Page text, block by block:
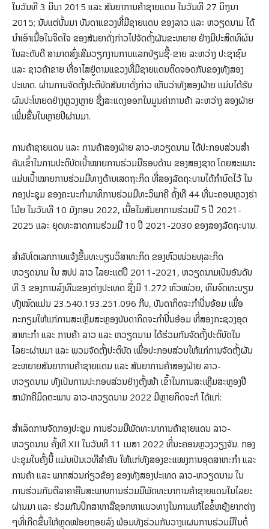
ໃນວັນທີ 3 ມີນາ 2015 ແລະ ສັນຍາການຄ້າຊາຍແດນ ໃນວັນທີ 27 ມິຖຸນາ
2015; ນັບແຕ່ນັ້ນມາ ບັນດາແຂວງທີ່ມີຊາຍແດນ ຂອງລາວ ແລະ ຫວຽດນາມ ໄດ້
ນໍາເອົາເນື້ອໃນຈິດໃຈ ຂອງສັນຍາດັ່ງກ່າວໄປຈັດຕັ້ງຜັນຂະຫຍາຍ ຢ່າງມີປະສິດທິຜົນ
ໃນລະດັບດີ ສາມາດສົ່ງເສີມວຽກງານການແລກປ່ຽນຊື້-ຂາຍ ລະຫວ່າງ ປະຊາຊົນ
ແລະ ຊາວຄ້າຂາຍ ທີ່ອາໄສຢູ່ຕາມແຂວງທີ່ມີຊາຍແດນຕິດຈອດກັນຂອງທັງສອງ
ປະເທດ. ຜ່ານການຈັດຕັ້ງປະຕິບັດສັນຍາດັ່ງກ່າວ ເຫັນວ່າທັງສອງຝ່າຍ ແມ່ນໄດ້ຮັບ
ຜົນປະໂຫຍດຢ່າງຫຼວງຫຼາຍ ຊຶ່ງສະແດງອອກໃນມູນຄ່າການຄ້າ ລະຫວ່າງ ສອງຝ່າຍ
ເພີ່ມຂຶ້ນໃນຫຼາຍປີຜ່ານມາ.
ການຄ້າຊາຍແດນ ແລະ ການຄ້າສອງຝ່າຍ ລາວ-ຫວຽດນາມ ໄດ້ປະກອບສ່ວນສໍາ
ຄັນເຂົ້າໃນການປະຕິບັດເປົ້າໝາຍການຮ່ວມມືຮອບດ້ານ ຂອງສອງຊາດ ໂດຍສະເພາະ
ແມ່ນເປົ້າໝາຍການຮ່ວມມືທາງດ້ານເສດຖະກິດ ທີ່ສອງລັດຖະບານໄດ້ກຳນົດໄວ້ ໃນ
ກອງປະຊຸມ ຂອງຄະນະກໍາມາທິການຮ່ວມມືທະວິພາຄີ ຄັ້ງທີ 44 ທີ່ນະຄອນຫຼວງຮ່າ
ໂນ້ຍ ໃນວັນທີ 10 ມັງກອນ 2022, ເນື້ອໃນສັນຍາການຮ່ວມມື 5 ປີ 2021-
2025 ແລະ ຍຸດທະສາດການຮ່ວມມື 10 ປີ 2021-2030 ຂອງສອງລັດຖະບານ.
ສໍາລັບໂຕເລກການແຈ້ງຂຶ້ນທະບຽນວິສາຫະກິດ ຂອງຫົວໜ່ວຍທຸລະກິດ
ຫວຽດນາມ ໃນ ສປປ ລາວ ໄລຍະແຕ່ປີ 2011-2021, ຫວຽດນາມເປັນອັນດັບ
ທີ 3 ຂອງການລົງທຶນຂອງຕ່າງປະເທດ ຊຶ່ງມີ 1.272 ຫົວໜ່ວຍ, ທຶນຈົດທະບຽນ
ທັງໝົດແມ່ນ 23.540.193.251.096 ກີບ, ບັນດາກິດຈະກໍາປິ່ນອ້ອມ ເພື່ອ
ກະກຽມໃຫ້ແກ່ການສະເຫຼີມສະຫຼອງບັນດາກິດຈະກໍາປິ່ນອ້ອມ ທີ່ສອງກະຊວງອຸດ
ສາຫະກໍາ ແລະ ການຄ້າ ລາວ ແລະ ຫວຽດນາມ ໄດ້ຮ່ວມກັນຈັດຕັ້ງປະຕິບັດໃນ
ໄລຍະຜ່ານມາ ແລະ ພວມຈັດຕັ້ງປະຕິບັດ ເພື່ອປະກອບສ່ວນໃຫ້ແກ່ການຈັດຕັ້ງຜັນ
ຂະຫຍາຍສັນຍາການຄ້າຊາຍແດນ ແລະ ສັນຍາການຄ້າສອງຝ່າຍ ລາວ-
ຫວຽດນາມ ທັງເປັນການປະກອບສ່ວນຢ່າງຕັ້ງໜ້າ ເຂົ້າໃນການສະເຫຼີມສະຫຼອງປີ
ສາມັກຄີມິດຕະພາບ ລາວ-ຫວຽດນາມ 2022 ມີຫຼາຍກິດຈະກໍ ໄດ້ແກ່:
ສໍາເລັດການຈັດກອງປະຊຸມ ການຮ່ວມມືພັດທະນາການຄ້າຊາຍແດນ ລາວ-
ຫວຽດນາມ ຄັ້ງທີ XII ໃນວັນທີ 11 ເມສາ 2022 ທີ່ນະຄອນຫຼວງວຽງຈັນ. ກອງ
ປະຊຸມໃນຄັ້ງນີ້ ແມ່ນເປັນເວທີສໍາຄັນ ໃຫ້ແກ່ທັງສອງຂະແໜງການອຸດສາຫະກໍາ ແລະ
ການຄ້າ ແລະ ພາກສ່ວນກ່ຽວຂ້ອງ ຂອງທັງສອງປະເທດ ລາວ-ຫວຽດນາມ ໃນ
ການຮ່ວມກັນຕີລາຄາຄືນສະພາບການຮ່ວມມືພັດທະນາການຄ້າຊາຍແດນໃນໄລຍະ
ຜ່ານມາ ແລະ ຮ່ວມກັນປຶກສາຫາລືຊອກຫາແນວທາງໃນການແກ້ໄຂຂໍ້ຫຍຸ້ງຍາກຕ່າງ
ໆທີ່ເກີດຂຶ້ນໃຫ້ຫຼຸດໜ້ອຍຖອຍລົງ ພ້ອມທັງຮ່ວມກັນວາງແຜນການຮ່ວມມືໃນຕໍ່